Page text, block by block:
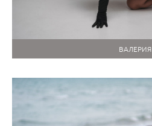
ВАЛЕРИЯ